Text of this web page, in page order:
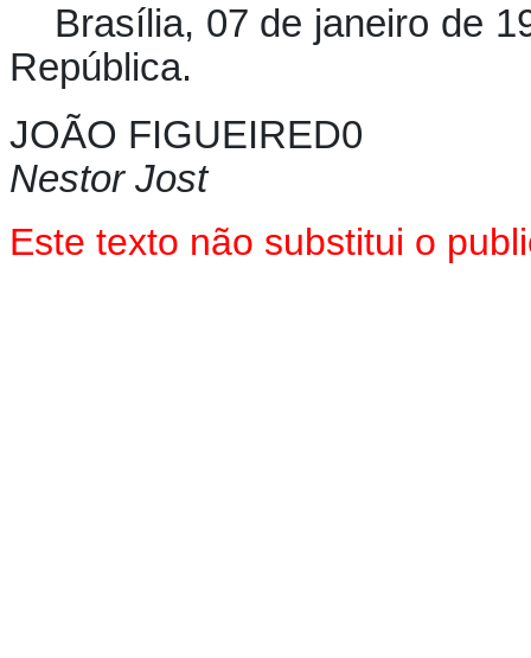
Brasília, 07 de janeiro de
República.
JOÃO FIGUEIRED0
Nestor Jost
Este texto não substitui o